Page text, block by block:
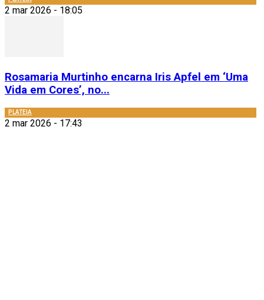
2 mar 2026 - 18:05
Rosamaria Murtinho encarna Iris Apfel em ‘Uma
Vida em Cores’, no...
PLATEIA
2 mar 2026 - 17:43